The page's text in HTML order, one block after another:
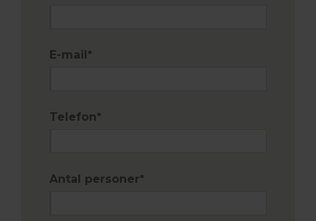
E-mail*
Telefon*
Antal personer*